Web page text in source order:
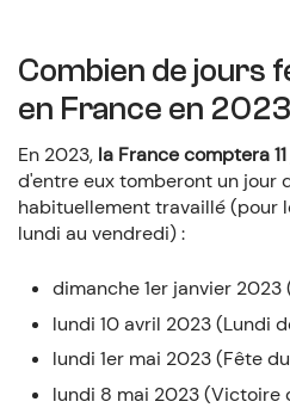
Combien de jours
en France en
En 2023, la France comptera
d'entre eux tomberont un jour
habituellement travaillé (pour
lundi au vendredi) :
dimanche 1er janvier 2023
lundi 10 avril 2023 (Lundi
lundi 1er mai 2023 (Fête
lundi 8 mai 2023 (Victoire